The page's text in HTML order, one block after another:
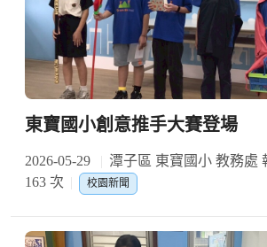
東寶國小創意推手大賽登場
2026-05-29 潭子區 東寶國小 教務處
163 次
校園新聞